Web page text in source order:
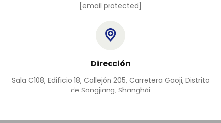
[email protected]
Dirección
Sala C108, Edificio 18, Callejón 205, Carretera Gaoji, Distrito
de Songjiang, Shanghái